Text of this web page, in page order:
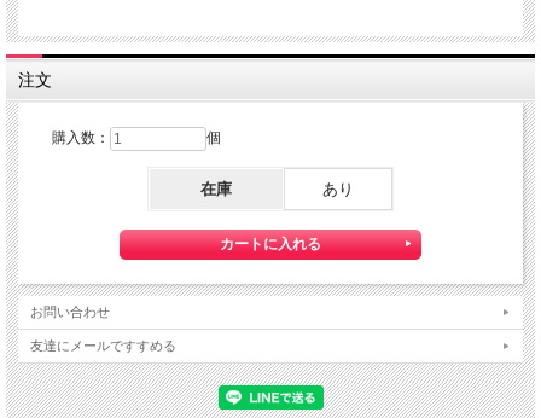
注文
購入数： 個
在庫 あり
お問い合わせ
友達にメールですすめる